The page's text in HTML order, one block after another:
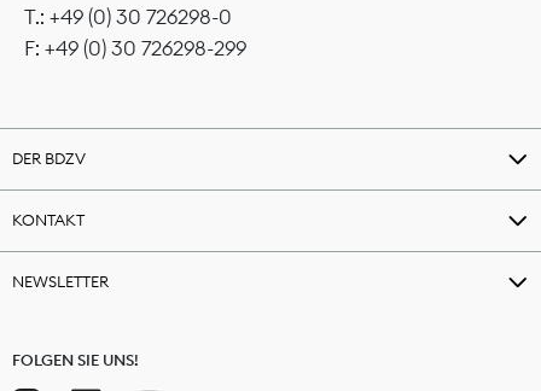
T.: +49 (0) 30 726298-0
F: +49 (0) 30 726298-299
DER BDZV
KONTAKT
NEWSLETTER
FOLGEN SIE UNS!